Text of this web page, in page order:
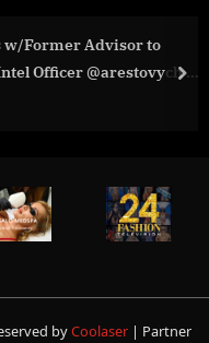
w/Former Advisor to
@arestovych &
byCoolaser | Partner